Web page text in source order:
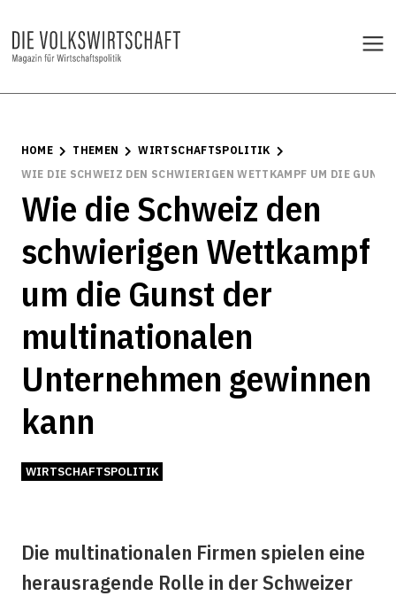
HOME THEMEN
WIRTSCHAFTSPOLITIK
WIE DIE SCHWEIZ DEN SCHWIERIGEN WETTKAMPF UM DIE
Wie die Schweiz den
schwierigen Wettkampf
um die Gunst der
multinationalen
Unternehmen gewinnen
kann
WIRTSCHAFTSPOLITIK
Die multinationalen Firmen spielen eine
herausragende Rolle in der Schweizer